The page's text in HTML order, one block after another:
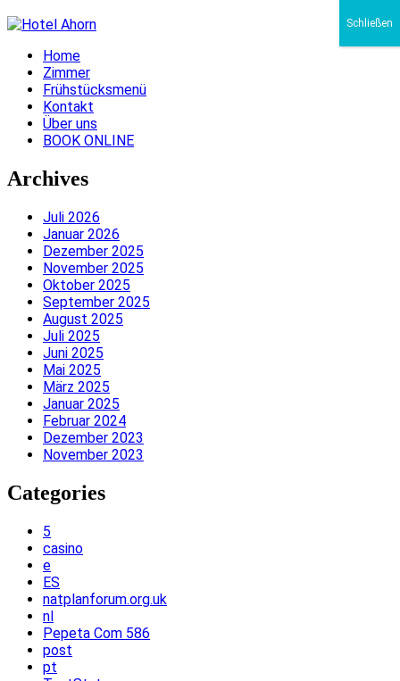
Home
Zimmer
Frühstücksmenü
Kontakt
Über uns
BOOK ONLINE
Archives
Juli 2026
Januar 2026
Dezember 2025
November 2025
Oktober 2025
September 2025
August 2025
Juli 2025
Juni 2025
Mai 2025
März 2025
Januar 2025
Februar 2024
Dezember 2023
November 2023
Categories
5
casino
e
ES
natplanforum.org.uk
nl
Pepeta Com 586
post
pt
Schließen